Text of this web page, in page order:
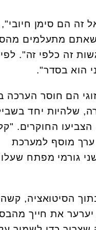
זה הם סימן חיובי",
שאתם מתעלמים
זה כלפי זה". לפי
הוא בסדר".
הם חוסר הערכה
שלהיות יחד
החוקרים.
ערך מוסף למערכת
גורמי מפתח
הסיטואציה, קשה
את חייך